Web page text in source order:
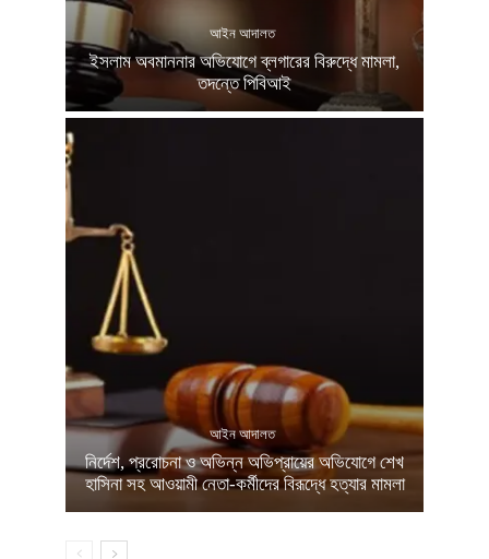
আইন আদালত
ইসলাম অবমাননার অভিযোগে ব্লগারের বিরুদ্ধে মামলা,
তদন্তে পিবিআই
আইন আদালত
নির্দেশ, প্ররোচনা ও অভিন্ন অভিপ্রায়ের অভিযোগে শেখ
হাসিনা সহ আওয়ামী নেতা-কর্মীদের বিরূদ্ধে হত্যার মামলা